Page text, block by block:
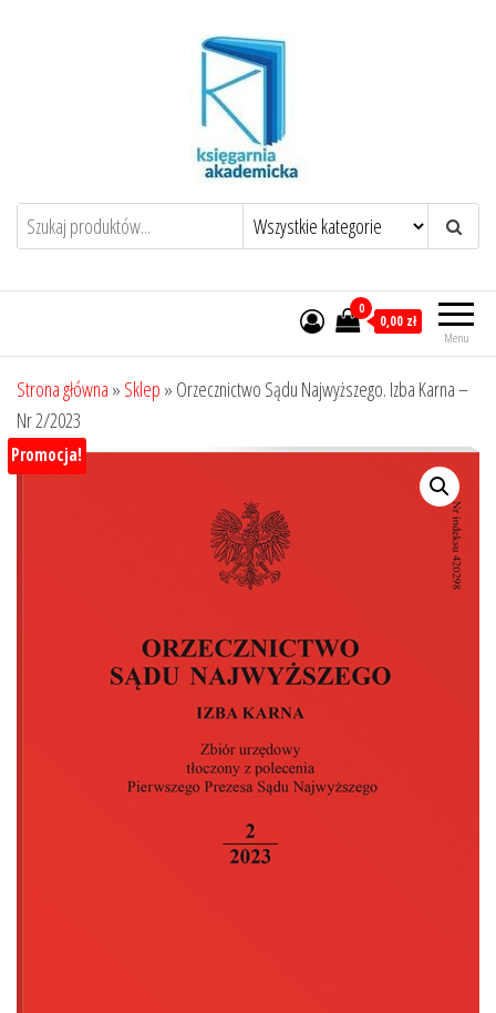
Menu
0
0,00 zł
Strona główna » Sklep » Orzecznictwo Sądu Najwyższego. Izba Karna –
Nr 2/2023
Promocja!